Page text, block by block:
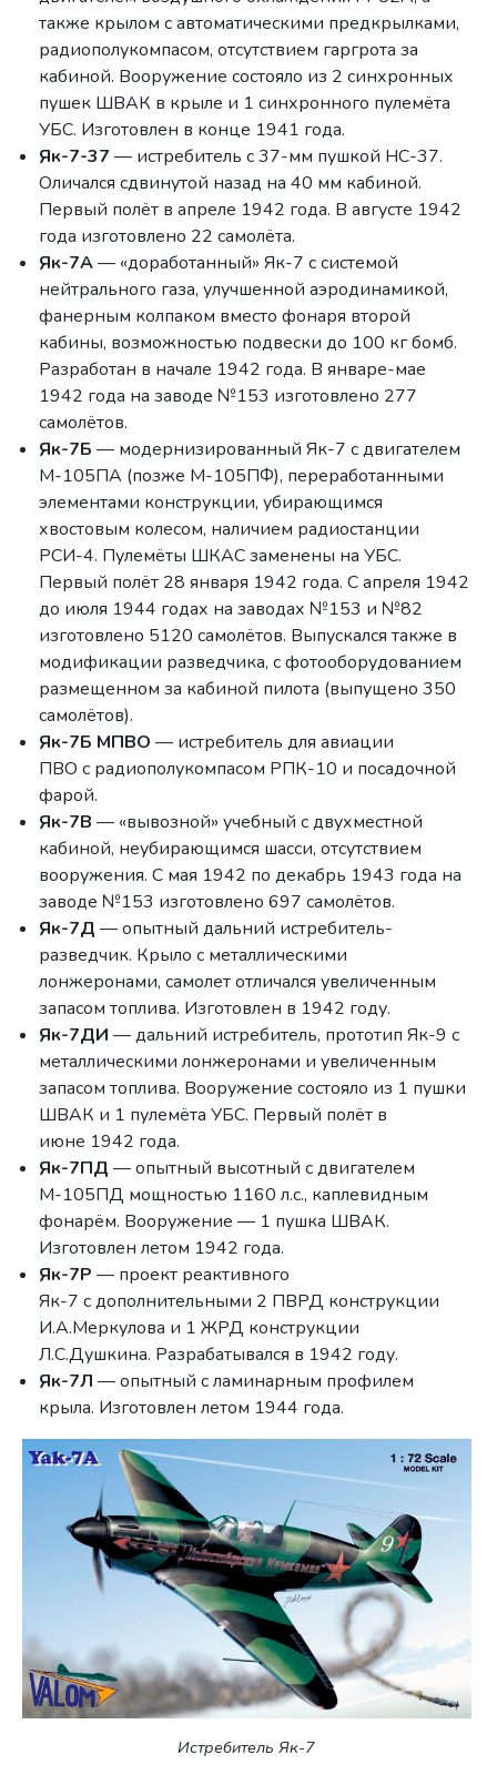
также крылом с автоматическими предкрылками,
радиополукомпасом, отсутствием гаргрота за
кабиной. Вооружение состояло из 2 синхронных
пушек ШВАК в крыле и 1 синхронного пулемёта
УБС. Изготовлен в конце 1941 года.
Як-7-37 — истребитель с 37-мм пушкой НС-37.
Оличался сдвинутой назад на 40 мм кабиной.
Первый полёт в апреле 1942 года. В августе 1942
года изготовлено 22 самолёта.
Як-7А— «доработанный» Як-7 с системой
нейтрального газа, улучшенной аэродинамикой,
фанерным колпаком вместо фонаря второй
кабины, возможностью подвески до 100 кг бомб.
Разработан в начале 1942 года. В январе-мае
1942 года на заводе №153 изготовлено 277
самолётов.
Як-7Б — модернизированный Як-7 с двигателем
М-105ПА (позже М-105ПФ), переработанными
элементами конструкции, убирающимся
хвостовым колесом, наличием радиостанции
РСИ-4. Пулемёты ШКАС заменены на УБС.
Первый полёт 28 января 1942 года. С апреля 1942
до июля 1944 годах на заводах №153 и №82
изготовлено 5120 самолётов. Выпускался также в
модификации разведчика, с фотооборудованием
размещенном за кабиной пилота (выпущено 350
самолётов).
Як-7Б МПВО — истребитель для авиации
ПВО с радиополукомпасом РПК-10 и посадочной
фарой.
Як-7В — «вывозной» учебный с двухместной
кабиной, неубирающимся шасси, отсутствием
вооружения. С мая 1942 по декабрь 1943 года на
заводе №153 изготовлено 697 самолётов.
Як-7Д — опытный дальний истребитель-
разведчик. Крыло с металлическими
лонжеронами, самолет отличался увеличенным
запасом топлива. Изготовлен в 1942 году.
Як-7ДИ — дальний истребитель, прототип Як-9 с
металлическими лонжеронами и увеличенным
запасом топлива. Вооружение состояло из 1 пушки
ШВАК и 1 пулемёта УБС. Первый полёт в
июне 1942 года.
Як-7ПД — опытный высотный с двигателем
М-105ПД мощностью 1160 л.с., каплевидным
фонарём. Вооружение — 1 пушка ШВАК.
Изготовлен летом 1942 года.
Як-7Р — проект реактивного
Як-7 с дополнительными 2 ПВРД конструкции
И.А.Меркулова и 1 ЖРД конструкции
Л.С.Душкина. Разрабатывался в 1942 году.
Як-7Л — опытный с ламинарным профилем
крыла. Изготовлен летом 1944 года.
Истребитель Як-7